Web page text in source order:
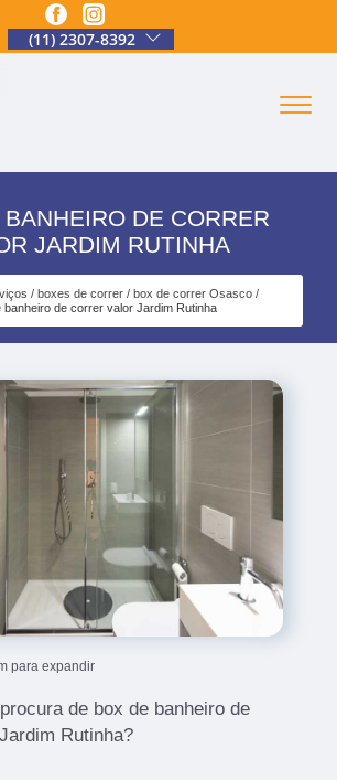
(11) 2307-8392
DE CORRER
JARDIM RUTINHA
boxes de correr
box de correr Osasco
banheiro de correr valor Jardim Rutinha
para expandir
de box de banheiro de
Rutinha?